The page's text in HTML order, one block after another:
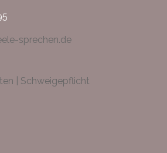
sprechen.de
Schweigepflicht